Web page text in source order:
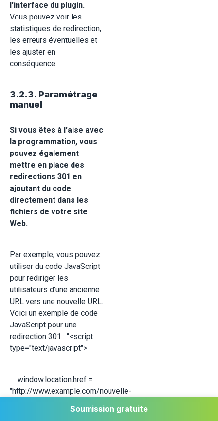
l'interface du plugin.
Vous pouvez voir les
statistiques de redirection,
les erreurs éventuelles et
les ajuster en
conséquence.
3.2.3. Paramétrage
manuel
Si vous êtes à l'aise avec
la programmation, vous
pouvez également
mettre en place des
redirections 301 en
ajoutant du code
directement dans les
fichiers de votre site
Web.
Par exemple, vous pouvez
utiliser du code JavaScript
pour rediriger les
utilisateurs d'une ancienne
URL vers une nouvelle URL.
Voici un exemple de code
JavaScript pour une
redirection 301 : “<script
type="text/javascript">
window.location.href =
"http://www.example.com/nouvelle-
Soumission gratuite